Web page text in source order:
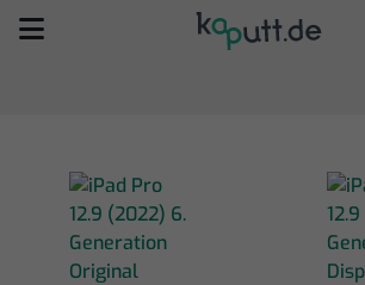
Selbst reparieren